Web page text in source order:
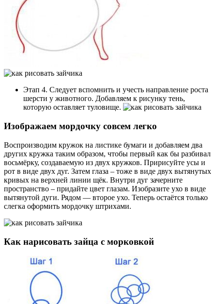
Этап 4. Следует вспомнить и учесть направление роста
шерсти у животного. Добавляем к рисунку тень,
которую оставляет туловище.
Изображаем мордочку совсем легко
Воспроизводим кружок на листике бумаги и добавляем два
других кружка таким образом, чтобы первый как бы разбивал
восьмёрку, создаваемую из двух кружков. Пририсуйте усы и
рот в виде двух дуг. Затем глаза – тоже в виде двух вытянутых
кривых на верхней линии щёк. Внутри дуг зачерните
пространство – придайте цвет глазам. Изобразите ухо в виде
вытянутой дуги. Рядом — второе ухо. Теперь остаётся только
слегка оформить мордочку штрихами.
Как нарисовать зайца с морковкой